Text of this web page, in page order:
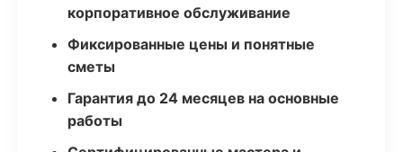
корпоративное обслуживание
Фиксированные цены и понятные
сметы
Гарантия до 24 месяцев на основные
работы